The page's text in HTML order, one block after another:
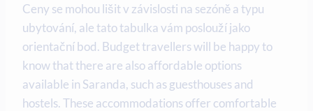
Ceny se mohou lišit v závislosti na sezóně a typu
ubytování,⁤ ale⁤ tato tabulka vám poslouží jako
orientační bod. Budget travellers will be happy‌ to
‍know ⁢that there are also‍ affordable options
available in Saranda, such as guesthouses and
⁣hostels. These accommodations offer comfortable